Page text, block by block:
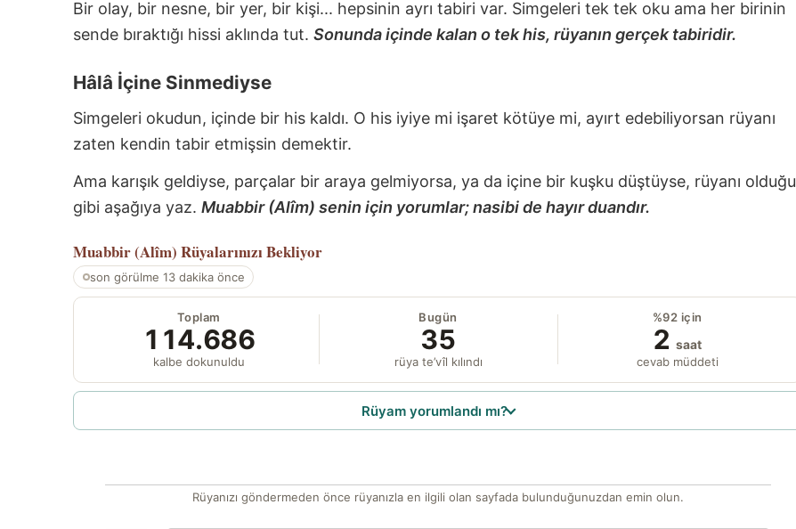
Bir olay, bir nesne, bir yer, bir kişi... hepsinin ayrı tabiri var. Simgeleri tek tek oku ama her birinin
sende bıraktığı hissi aklında tut. Sonunda içinde kalan o tek his, rüyanın gerçek tabiridir.
Hâlâ İçine Sinmediyse
Simgeleri okudun, içinde bir his kaldı. O his iyiye mi işaret kötüye mi, ayırt edebiliyorsan rüyanı
zaten kendin tabir etmişsin demektir.
Ama karışık geldiyse, parçalar bir araya gelmiyorsa, ya da içine bir kuşku düştüyse, rüyanı olduğu
gibi aşağıya yaz. Muabbir (Alîm) senin için yorumlar; nasibi de hayır duandır.
Muabbir (Alîm) Rüyalarınızı Bekliyor
son görülme 13 dakika önce
Toplam
114.686
kalbe dokunuldu
Bugün
35
rüya te’vîl kılındı
%92 için
2 saat
cevab müddeti
Rüyam yorumlandı mı?
Rüyanızı göndermeden önce rüyanızla en ilgili olan sayfada bulunduğunuzdan emin olun.